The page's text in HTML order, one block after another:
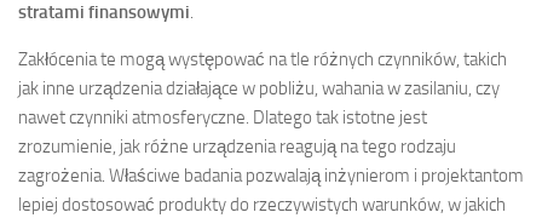
stratami finansowymi.
Zakłócenia te mogą występować na tle różnych czynników, takich
jak inne urządzenia działające w pobliżu, wahania w zasilaniu, czy
nawet czynniki atmosferyczne. Dlatego tak istotne jest
zrozumienie, jak różne urządzenia reagują na tego rodzaju
zagrożenia. Właściwe badania pozwalają inżynierom i projektantom
lepiej dostosować produkty do rzeczywistych warunków, w jakich